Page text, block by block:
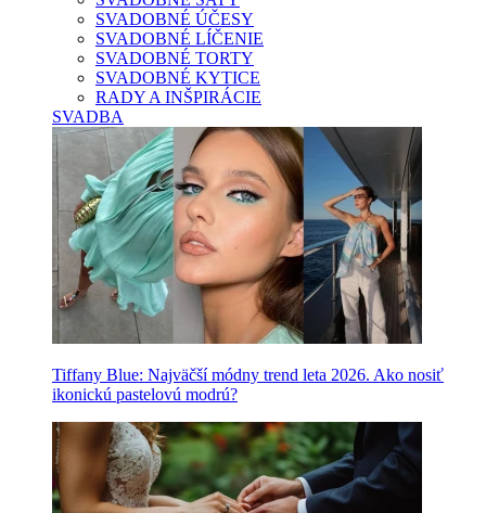
SVADOBNÉ ÚČESY
SVADOBNÉ LÍČENIE
SVADOBNÉ TORTY
SVADOBNÉ KYTICE
RADY A INŠPIRÁCIE
SVADBA
Tiffany Blue: Najväčší módny trend leta 2026. Ako nosiť
ikonickú pastelovú modrú?